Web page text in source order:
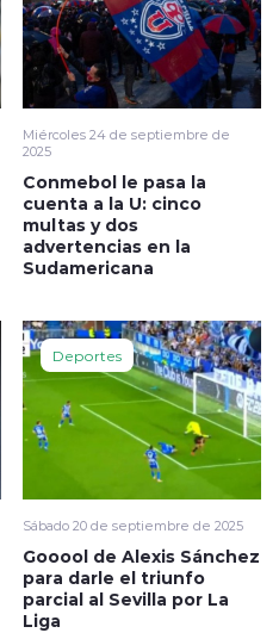
Miércoles 24 de septiembre de
2025
Conmebol le pasa la
cuenta a la U: cinco
multas y dos
advertencias en la
Sudamericana
Deportes
Sábado 20 de septiembre de 2025
Gooool de Alexis Sánchez
para darle el triunfo
parcial al Sevilla por La
Liga